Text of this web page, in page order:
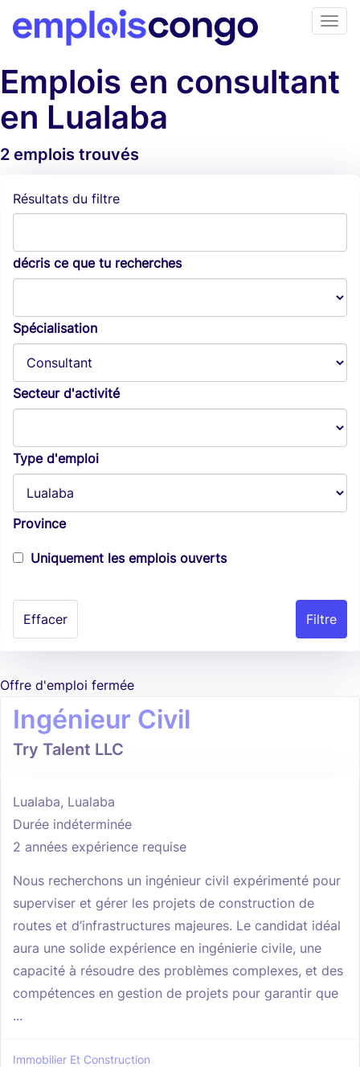
Emplois en consultant
en Lualaba
2 emplois trouvés
Résultats du filtre
décris ce que tu recherches
Spécialisation
Secteur d'activité
Type d'emploi
Province
Uniquement les emplois ouverts
Effacer
Offre d'emploi fermée
Ingénieur Civil
Try Talent LLC
Lualaba, Lualaba
Durée indéterminée
2 années expérience requise
Nous recherchons un ingénieur civil expérimenté pour
superviser et gérer les projets de construction de
routes et d’infrastructures majeures. Le candidat idéal
aura une solide expérience en ingénierie civile, une
capacité à résoudre des problèmes complexes, et des
compétences en gestion de projets pour garantir que
...
Immobilier Et Construction